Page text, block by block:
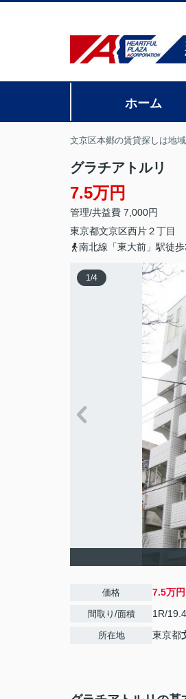
ホーム
文京区本郷の賃貸探しは地
グラチアトルリ
7.5万円
管理/共益費 7,000円
東京都文京区西片２丁目
南北線「東大前」駅徒
1/4
価格 7.5万円
間取り/面積 1R/
所在地 東京都